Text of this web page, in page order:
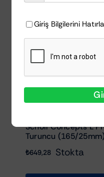
Scholl Concepts L
Turuncu (165/
₺649,28 Stokta
Giriş Bilgilerini Hatırla